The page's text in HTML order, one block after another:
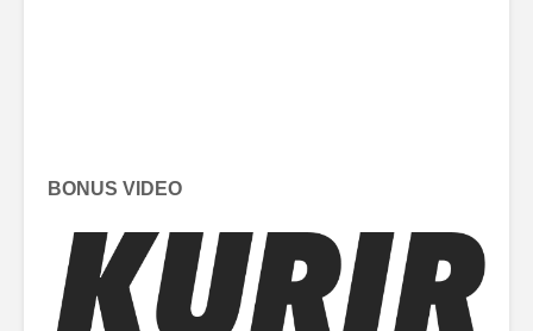
BONUS VIDEO